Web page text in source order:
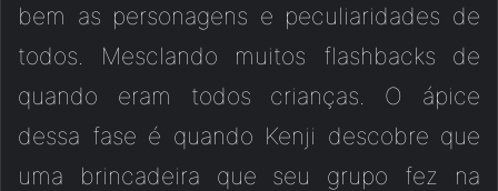
bem as personagens e peculiaridades de
todos. Mesclando muitos flashbacks de
quando eram todos crianças. O ápice
dessa fase é quando Kenji descobre que
uma brincadeira que seu grupo fez na